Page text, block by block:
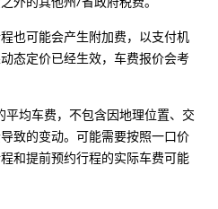
也可能会产生附加费，以支付机
态定价已经生效，车费报价会考
均车费，不包含因地理位置、交
致的变动。可能需要按照一口价
和提前预约行程的实际车费可能